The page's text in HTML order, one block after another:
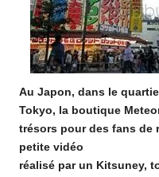
Au Japon, dans le
Tokyo, la boutique
trésors pour des fans de
petite vidéo
réalisé par un Kitsuney,